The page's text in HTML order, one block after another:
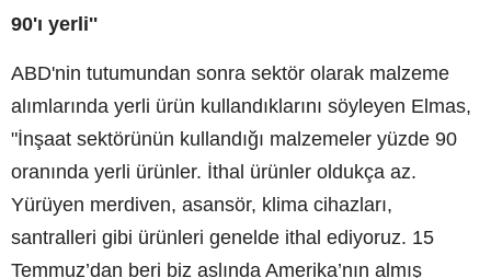
90'ı yerli''
ABD'nin tutumundan sonra sektör olarak malzeme
alımlarında yerli ürün kullandıklarını söyleyen Elmas,
"İnşaat sektörünün kullandığı malzemeler yüzde 90
oranında yerli ürünler. İthal ürünler oldukça az.
Yürüyen merdiven, asansör, klima cihazları,
santralleri gibi ürünleri genelde ithal ediyoruz. 15
Temmuz’dan beri biz aslında Amerika’nın almış